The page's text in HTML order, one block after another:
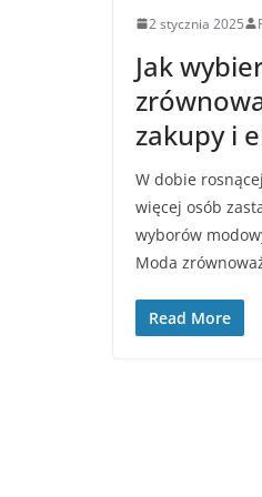
2 stycznia 2025
Jak
zakupy i
W dobie
więcej osób
wyborów
Moda
Read More